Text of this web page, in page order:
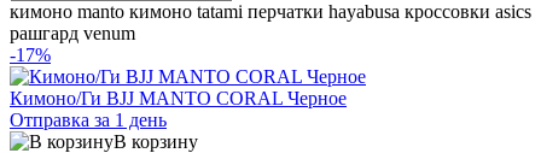
кимоно manto кимоно tatami перчатки hayabusa кроссовки asics
рашгард venum
-17%
Кимоно/Ги BJJ MANTO CORAL Черное
Отправка за 1 день
В корзину